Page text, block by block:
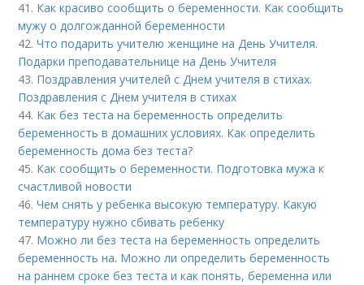
41. Как красиво сообщить о беременности. Как сообщить
мужу о долгожданной беременности
42.Что подарить учителю женщине на День Учителя.
Подарки преподавательнице на День Учителя
43. Поздравления учителей с Днем учителя в стихах.
Поздравления с Днем учителя в стихах
44. Как без теста на беременность определить
беременность в домашних условиях. Как определить
беременность дома без теста?
45. Как сообщить о беременности. Подготовка мужа к
счастливой новости
46.Чем снять у ребенка высокую температуру. Какую
температуру нужно сбивать ребенку
47. Можно ли без теста на беременность определить
беременность на. Можно ли определить беременность
на раннем сроке без теста и как понять, беременна или